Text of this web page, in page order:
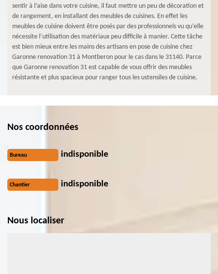
sentir à l’aise dans votre cuisine, il faut mettre un peu de décoration et
de rangement, en installant des meubles de cuisines. En effet les
meubles de cuisine doivent être posés par des professionnels vu qu’elle
nécessite l’utilisation des matériaux peu difficile à manier. Cette tâche
est bien mieux entre les mains des artisans en pose de cuisine chez
Garonne renovation 31 à Montberon pour le cas dans le 31140. Parce
que Garonne renovation 31 est capable de vous offrir des meubles
résistante et plus spacieux pour ranger tous les ustensiles de cuisine.
Nos coordonnées
Bureau indisponible
Chantier indisponible
Nous localiser